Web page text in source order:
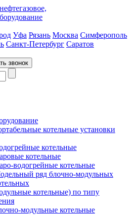
Уфа Рязань Москва Симферополь
Санкт-Петербург Саратов
звонок
котельные установки
котельные
котельные
водогрейные котельные
ряд блочно-модульных
котельные) по типу
модульные котельные